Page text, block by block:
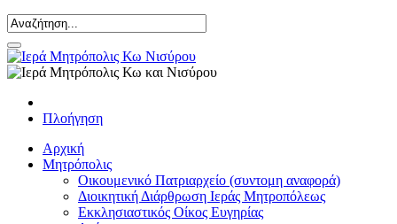
Πλοήγηση
Αρχική
Μητρόπολις
Οικουμενικό Πατριαρχείο (συντομη αναφορά)
Διοικητική Διάρθρωση Ιεράς Μητροπόλεως
Εκκλησιαστικός Οίκος Ευγηρίας